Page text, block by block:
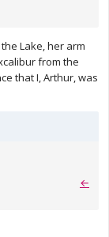
Lake, her arm
from the
that I, Arthur, was
←